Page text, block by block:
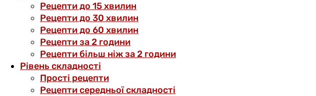
Рецепти до 15 хвилин
Рецепти до 30 хвилин
Рецепти до 60 хвилин
Рецепти за 2 години
Рецепти більш ніж за 2 години
Рівень складності
Прості рецепти
Рецепти середньої складності